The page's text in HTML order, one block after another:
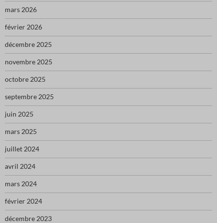
mars 2026
février 2026
décembre 2025
novembre 2025
octobre 2025
septembre 2025
juin 2025
mars 2025
juillet 2024
avril 2024
mars 2024
février 2024
décembre 2023